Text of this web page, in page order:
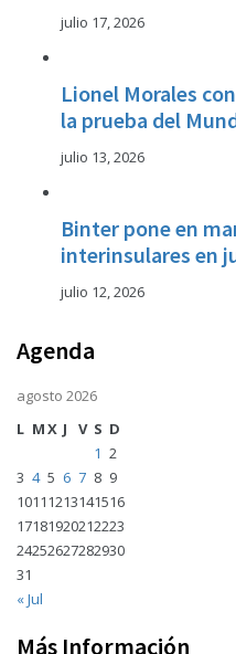
julio 17, 2026
Lionel Morales
la prueba del
julio 13, 2026
Binter pone en
interinsulares en
julio 12, 2026
Agenda
agosto 2026
L MX J V S D
1 2
3 4 5 6 7 8 9
10111213141516
17181920212223
24252627282930
31
« Jul
Más Información